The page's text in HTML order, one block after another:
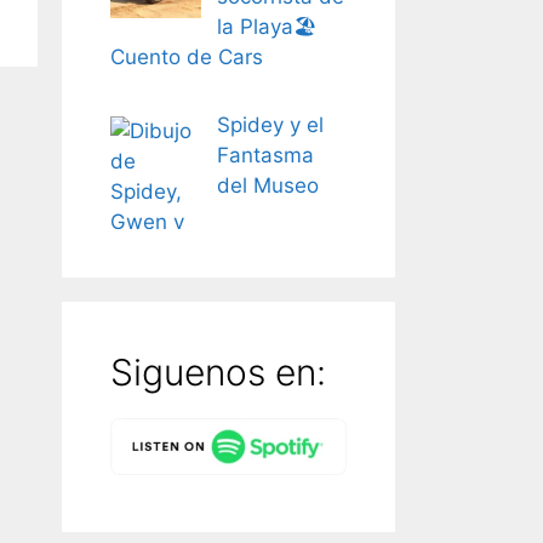
la Playa🏖️
Cuento de Cars
Spidey y el
Fantasma
del Museo
Siguenos en: